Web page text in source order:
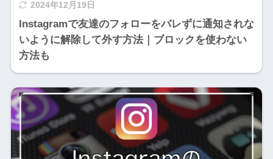
2024年12月19日
Instagramで友達のフォローをバレずに通知されな
いように解除して外す方法｜ブロックを使わない
方法も